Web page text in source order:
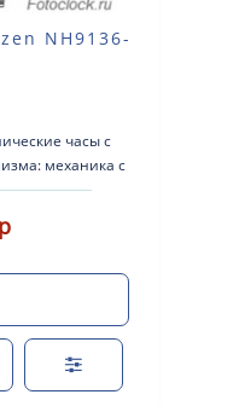
NH9136-
часы с
механика с
нержавеющая..